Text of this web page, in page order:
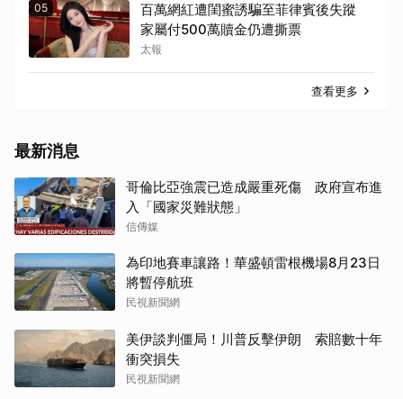
05
百萬網紅遭閨蜜誘騙至菲律賓後失蹤
家屬付500萬贖金仍遭撕票
太報
查看更多
最新消息
哥倫比亞強震已造成嚴重死傷 政府宣布進
入「國家災難狀態」
信傳媒
為印地賽車讓路！華盛頓雷根機場8月23日
將暫停航班
民視新聞網
美伊談判僵局！川普反擊伊朗 索賠數十年
衝突損失
民視新聞網